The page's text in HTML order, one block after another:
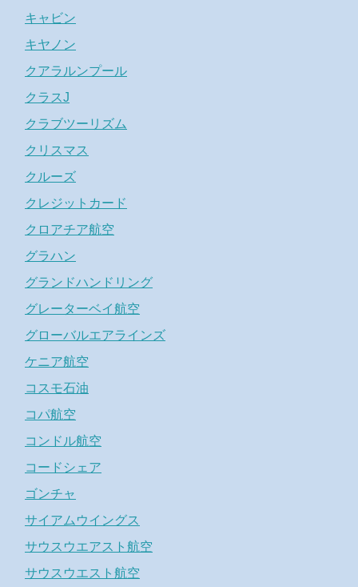
キャビン
キヤノン
クアラルンプール
クラスJ
クラブツーリズム
クリスマス
クルーズ
クレジットカード
クロアチア航空
グラハン
グランドハンドリング
グレーターベイ航空
グローバルエアラインズ
ケニア航空
コスモ石油
コパ航空
コンドル航空
コードシェア
ゴンチャ
サイアムウイングス
サウスウエアスト航空
サウスウエスト航空